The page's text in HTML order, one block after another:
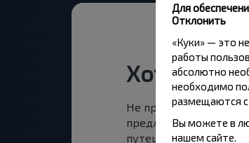
Хотите
Не пропусти
предложения
путешествуй с нами
Для
Отклонить
«Куки» — это
работы
абсолютно
необходимо
размещаются
Вы можете в
нашем сайте.